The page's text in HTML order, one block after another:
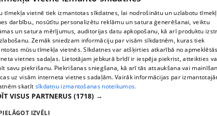
Komentāru pievienošana
TV programma
Līguma noteikumi
360 Ziņu kontakti
Helio Media
Portāla palīdzības dienests: e-pasts -
tīmekļa vietnē tiek izmantotas sīkdatnes, lai nodrošinātu un uzlabotu
darbību., nosūtītu personalizētu reklāmu un satura ģenerēšanai, veiktu
un satura mērījumus, auditorijas datu apkopošanu, kā arī produktu
Zemāk sniedzam informāciju par visām sīkdatnēm, kuras tiek
mūsu tīmekļa vietnēs. Sīkdatnes var atšķirties atkarībā no
vietnes sadaļas. Lietotājam jebkurā brīdī ir iespēja piekrist, atteikties
savu piekrišanu. Piekrišanas sniegšana, kā arī tās atsaukšana vai
uz visām interneta vietnes sadaļām. Vairāk informācijas par
skatīt sīkdatņu izmantošanas noteikumos.
VISUS PARTNERUS (1718) →
IZVĒLI